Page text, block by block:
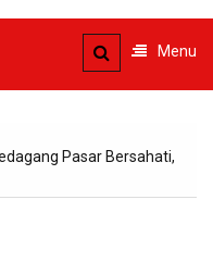
Menu
Pasar Bersahati,